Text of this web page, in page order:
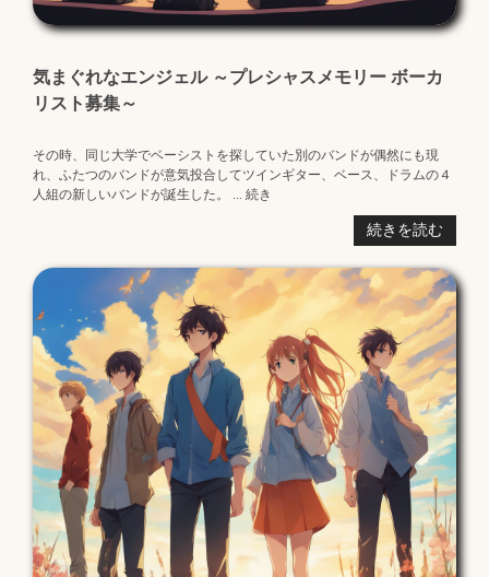
気まぐれなエンジェル ～プレシャスメモリー ボーカ
リスト募集～
その時、同じ大学でベーシストを探していた別のバンドが偶然にも現
れ、ふたつのバンドが意気投合してツインギター、ベース、ドラムの４
人組の新しいバンドが誕生した。 ... 続き
続きを読む